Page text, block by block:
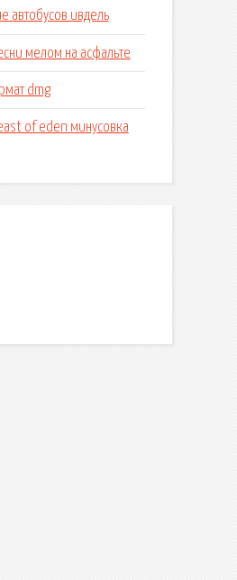
автобусов ивдель
мелом на асфальте
dmg
of eden минусовка